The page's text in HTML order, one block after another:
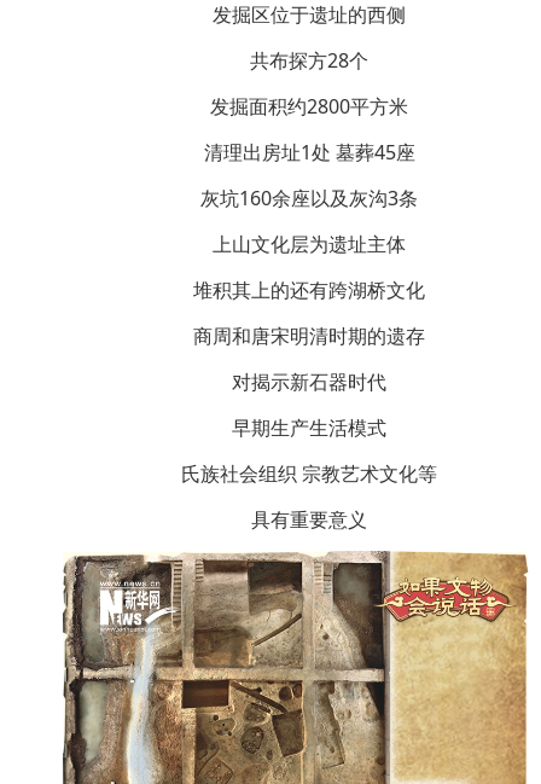
发掘区位于遗址的西侧
共布探方28个
发掘面积约2800平方米
清理出房址1处 墓葬45座
灰坑160余座以及灰沟3条
上山文化层为遗址主体
堆积其上的还有跨湖桥文化
商周和唐宋明清时期的遗存
对揭示新石器时代
早期生产生活模式
氏族社会组织 宗教艺术文化等
具有重要意义